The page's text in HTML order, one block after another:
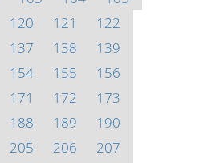
120 121
122
137 138
139
154 155
156
171 172
173
188 189
190
205 206 207